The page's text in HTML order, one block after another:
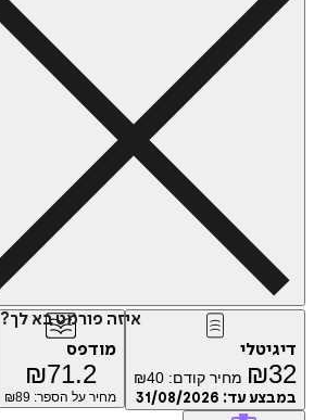
איזה פורמט בא לך?
דיגיטלי
₪32 מחיר קודם: ₪40
במבצע עד: 31/08/2026
מודפס
₪71.2
מחיר על הספר: ₪ 89